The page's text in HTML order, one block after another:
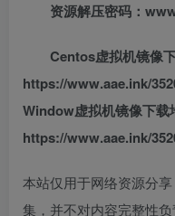
资源解压密码：
Centos虚拟机镜像
https://www.aae.ink/
Window虚拟机镜像下载
https://www.aae.ink/
本站仅用于网络资源分
集，并不对内容完整性